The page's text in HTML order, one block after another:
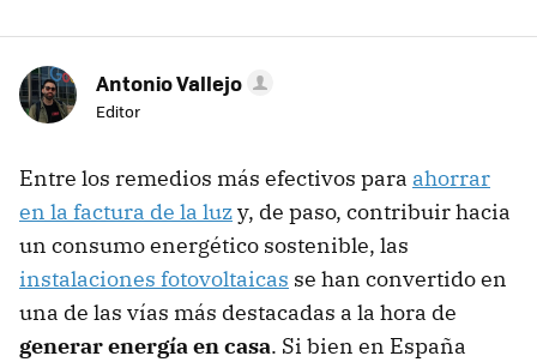
Antonio Vallejo
Editor
Entre los remedios más efectivos para ahorrar
en la factura de la luzy, de paso, contribuir hacia
un consumo energético sostenible, las
instalaciones fotovoltaicas se han convertido en
una de las vías más destacadas a la hora de
generar energía en casa. Si bien en España